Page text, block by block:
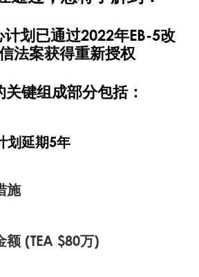
计划已通过2022年EB-5改
法案获得重新授权
关键组成部分包括：
划延期5年
施
额 (TEA $80万)